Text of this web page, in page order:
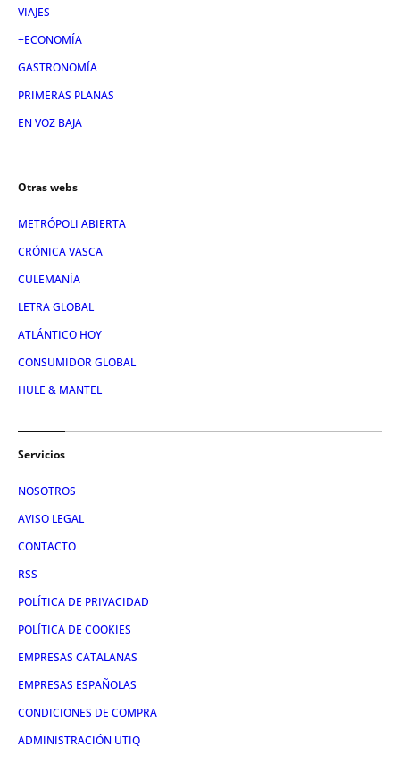
VIAJES
+ECONOMÍA
GASTRONOMÍA
PRIMERAS PLANAS
EN VOZ BAJA
Otras webs
METRÓPOLI ABIERTA
CRÓNICA VASCA
CULEMANÍA
LETRA GLOBAL
ATLÁNTICO HOY
CONSUMIDOR GLOBAL
HULE & MANTEL
Servicios
NOSOTROS
AVISO LEGAL
CONTACTO
RSS
POLÍTICA DE PRIVACIDAD
POLÍTICA DE COOKIES
EMPRESAS CATALANAS
EMPRESAS ESPAÑOLAS
CONDICIONES DE COMPRA
ADMINISTRACIÓN UTIQ